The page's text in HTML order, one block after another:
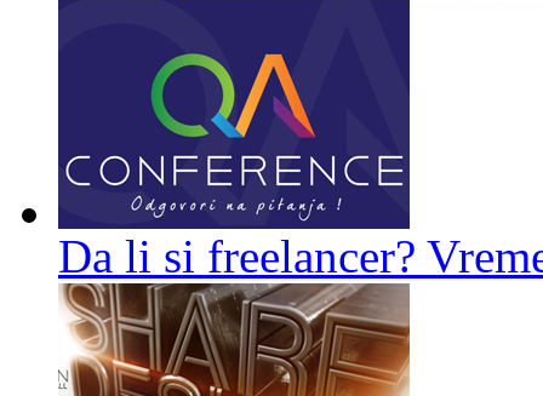
Da li si freelancer?